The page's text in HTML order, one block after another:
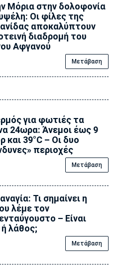
Μόρια στην δολοφονία
Οι φίλες της
αποκαλύπτουν
διαδρομή του
Αφγανού
Μετάβαση
για φωτιές τα
24ωρα: Άνεμοι έως 9
και 39°C – Οι δυο
περιοχές
Μετάβαση
Τι σημαίνει η
λέμε τον
– Είναι
λάθος;
Μετάβαση